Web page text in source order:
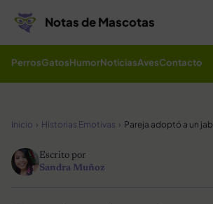
Notas de Mascotas
PerrosGatosHumorNoticiasAvesContacto
Inicio Historias Emotivas
Escrito por
Sandra Muñoz